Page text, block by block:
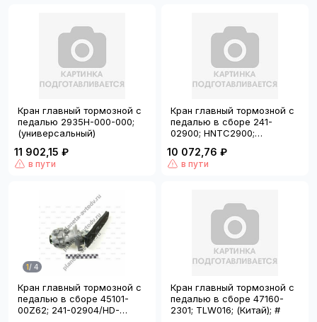
Кран главный тормозной с
педалью 2935H-000-000;
(универсальный)
11 902,15 ₽
в пути
Кран главный тормозной с
педалью в сборе 241-
02900; HNTC2900;
10 072,76 ₽
в пути
1/ 4
Кран главный тормозной с
педалью в сборе 45101-
00Z62; 241-02904/HD-
Кран главный тормозной с
педалью в сборе 47160-
2301; TLW016; (Китай); #